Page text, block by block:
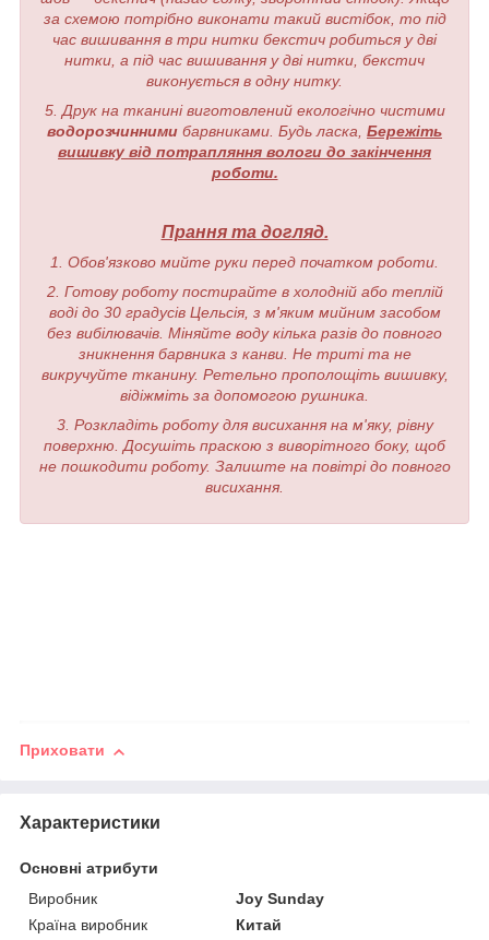
за схемою потрібно виконати такий вистібок, то під
час вишивання в три нитки бекстич робиться у дві
нитки, а під час вишивання у дві нитки, бекстич
виконується в одну нитку.
5. Друк на тканині виготовлений екологічно чистими
водорозчинними барвниками. Будь ласка, Бережіть
вишивку від потрапляння вологи до закінчення
роботи.
Прання та догляд.
1. Обов'язково мийте руки перед початком роботи.
2. Готову роботу постирайте в холодній або теплій
воді до 30 градусів Цельсія, з м'яким мийним засобом
без вибілювачів. Міняйте воду кілька разів до повного
зникнення барвника з канви. Не триті та не
викручуйте тканину. Ретельно прополощіть вишивку,
відіжміть за допомогою рушника.
3. Розкладіть роботу для висихання на м'яку, рівну
поверхню. Досушіть праскою з виворітного боку, щоб
не пошкодити роботу. Залиште на повітрі до повного
висихання.
Приховати
Характеристики
Основні атрибути
Виробник
Joy Sunday
Країна виробник
Китай